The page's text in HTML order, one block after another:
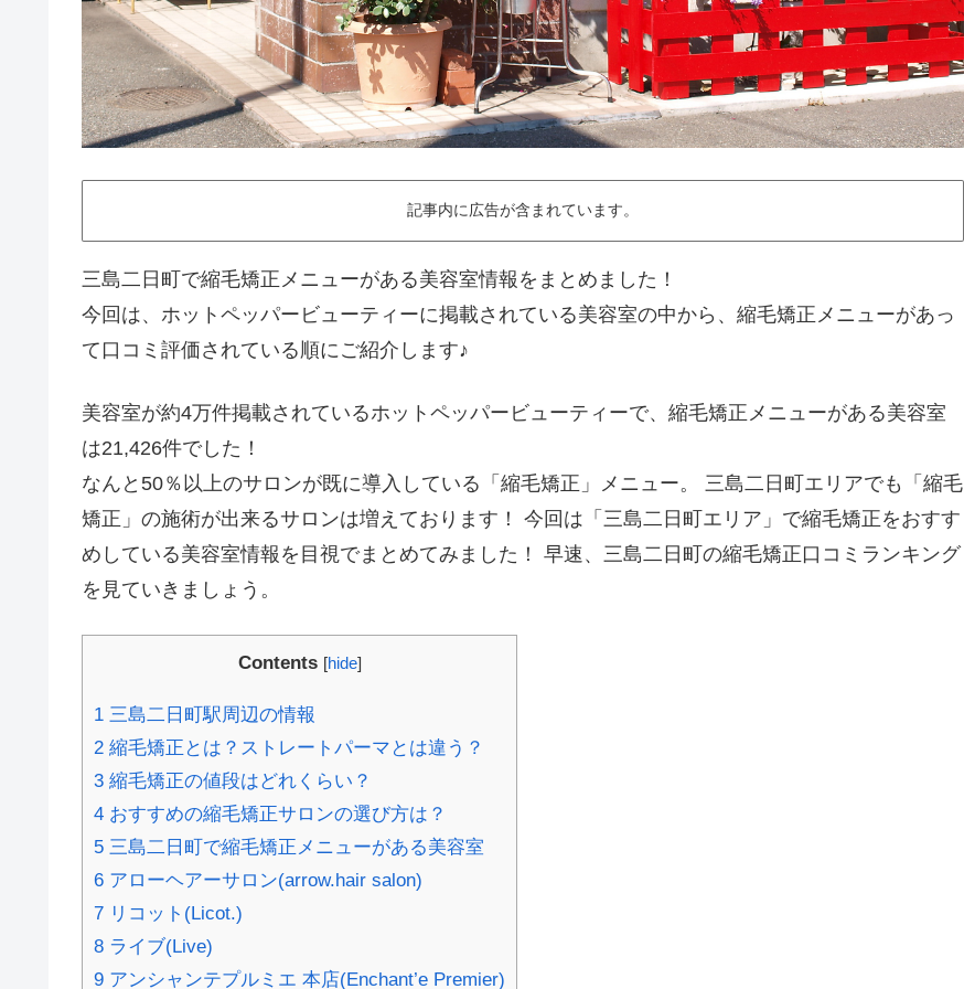
記事内に広告が含まれています。
三島二日町で縮毛矯正メニューがある美容室情報をまとめました！
今回は、ホットペッパービューティーに掲載されている美容室の中から、縮毛矯正メニューがあっ
て口コミ評価されている順にご紹介します♪
美容室が約4万件掲載されているホットペッパービューティーで、縮毛矯正メニューがある美容室
は21,426件でした！
なんと50％以上のサロンが既に導入している「縮毛矯正」メニュー。 三島二日町エリアでも「縮毛
矯正」の施術が出来るサロンは増えております！ 今回は「三島二日町エリア」で縮毛矯正をおすす
めしている美容室情報を目視でまとめてみました！ 早速、三島二日町の縮毛矯正口コミランキング
を見ていきましょう。
Contents [hide]
1 三島二日町駅周辺の情報
2 縮毛矯正とは？ストレートパーマとは違う？
3 縮毛矯正の値段はどれくらい？
4 おすすめの縮毛矯正サロンの選び方は？
5 三島二日町で縮毛矯正メニューがある美容室
6 アローヘアーサロン(arrow.hair salon)
7 リコット(Licot.)
8 ライブ(Live)
9 アンシャンテプルミエ 本店(Enchant’e Premier)